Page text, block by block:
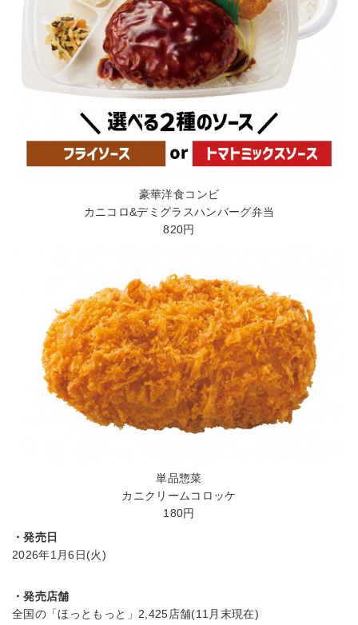
豪華洋食コンビ
カニコロ&デミグラスハンバーグ弁当
820円
単品惣菜
カニクリームコロッケ
180円
・発売日
2026年1月6日(火)
・発売店舗
全国の「ほっともっと」2,425店舗(11月末現在)